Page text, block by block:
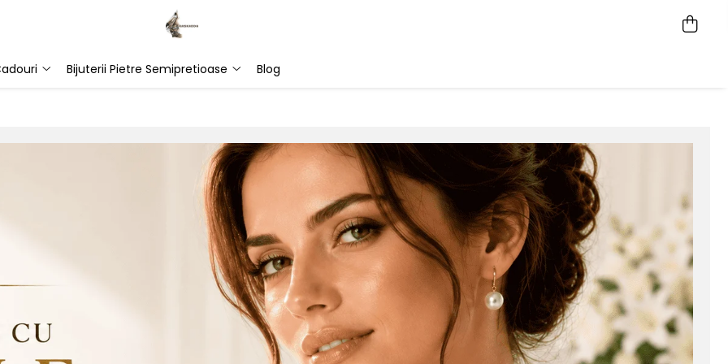
Bijuterii Pietre Semipretioase Blog